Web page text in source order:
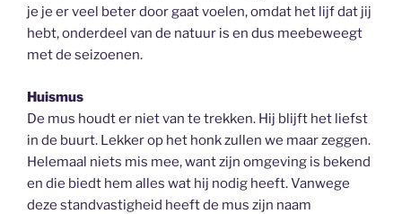
je je er veel beter door gaat voelen, omdat het lijf dat jij
hebt, onderdeel van de natuur is en dus meebeweegt
met de seizoenen.
Huismus
De mus houdt er niet van te trekken. Hij blijft het liefst
in de buurt. Lekker op het honk zullen we maar zeggen.
Helemaal niets mis mee, want zijn omgeving is bekend
en die biedt hem alles wat hij nodig heeft. Vanwege
deze standvastigheid heeft de mus zijn naam